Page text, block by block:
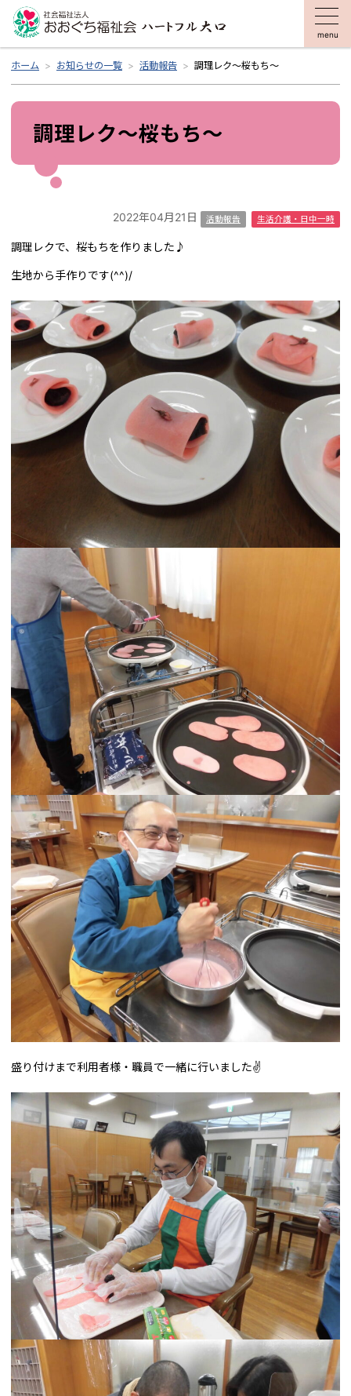
menu
ホーム お知らせの一覧 活動報告 調理レク～桜もち～
調理レク～桜もち～
2022年04月21日 活動報告 生活介護・日中一時
調理レクで、桜もちを作りました♪
生地から手作りです(^^)/
盛り付けまで利用者様・職員で一緒に行いました✌